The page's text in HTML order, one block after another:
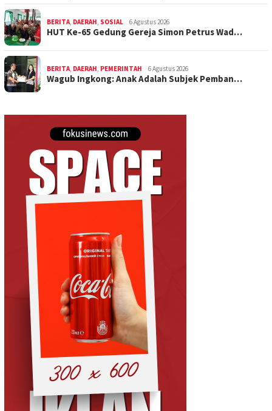
BERITA DAERAH SOSIAL 6 Agustus 2026
HUT Ke-65 Gedung Gereja Simon Petrus Wad…
BERITA DAERAH PEMERINTAH 6 Agustus 2026
Wagub Ingkong: Anak Adalah Subjek Pemban…